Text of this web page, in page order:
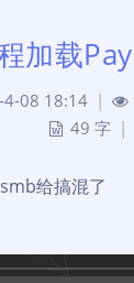
加载
4-08 18:14 |
49 字 |
给搞混了